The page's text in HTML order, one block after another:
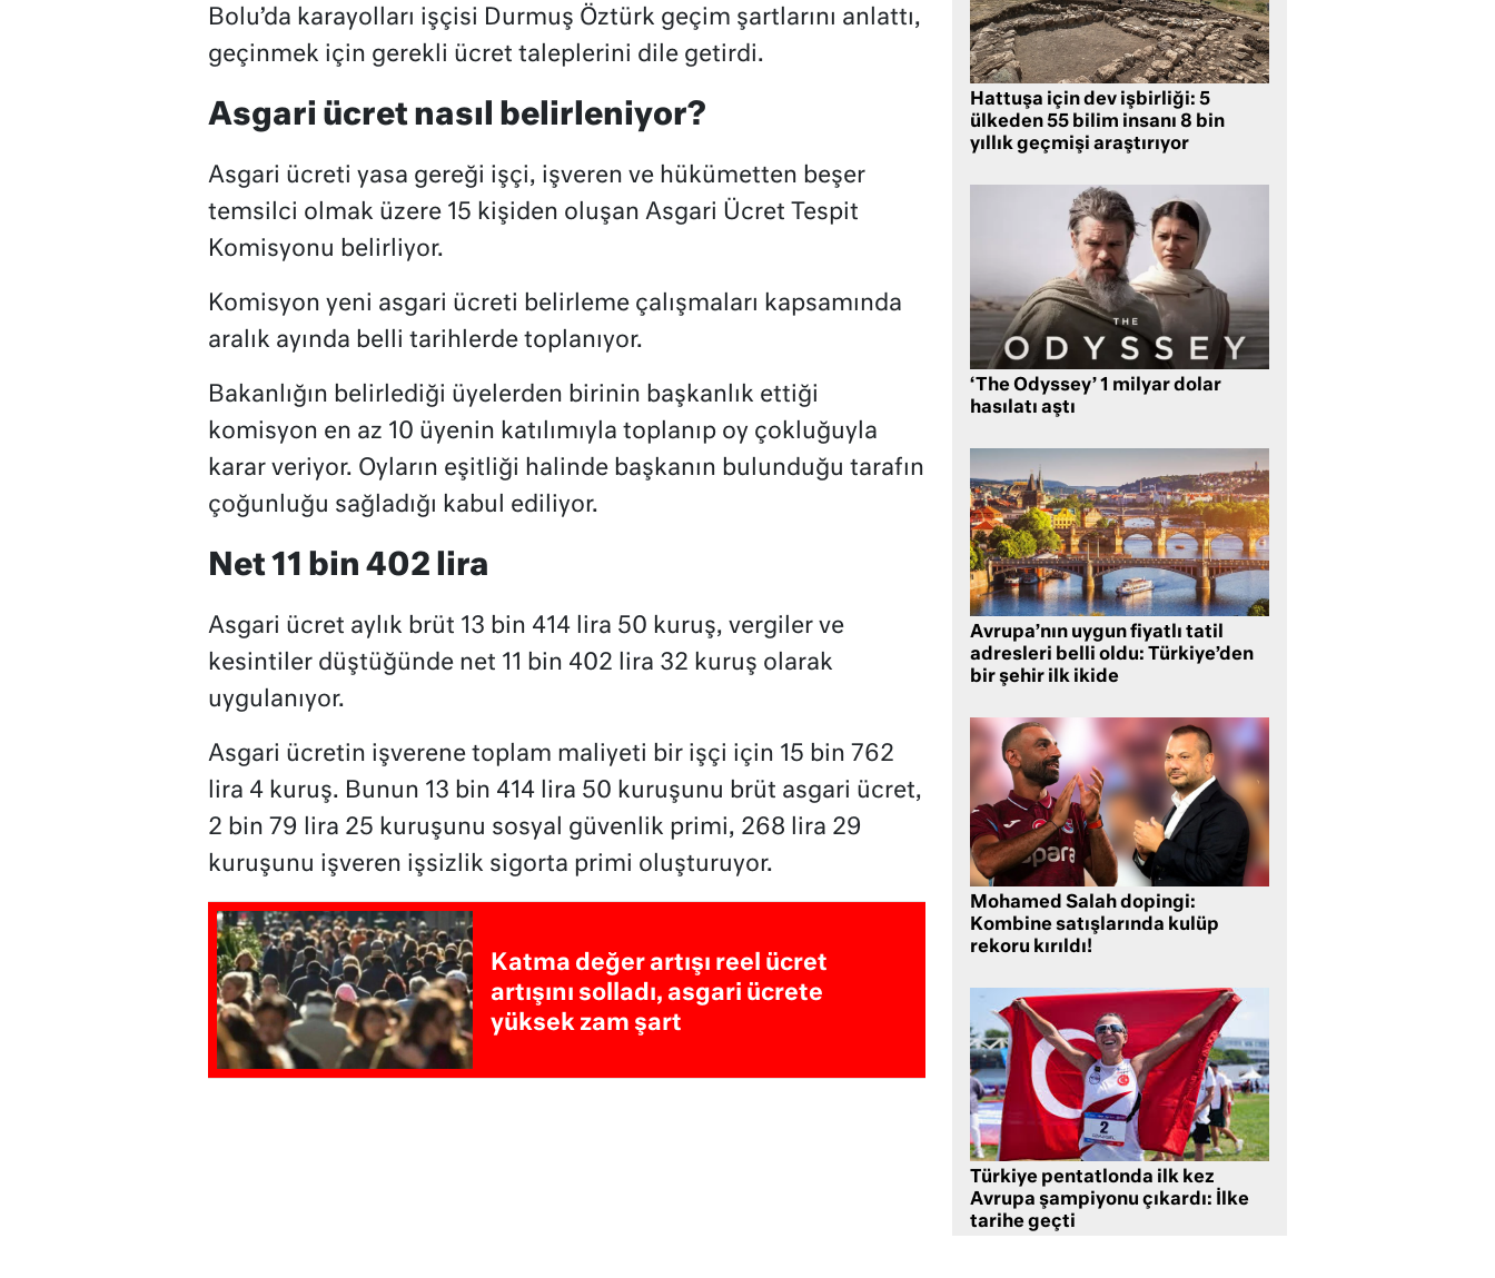
Bolu’da karayolları işçisi Durmuş Öztürk geçim şartlarını anlattı,
geçinmek için gerekli ücret taleplerini dile getirdi.
Asgari ücret nasıl belirleniyor?
Asgari ücreti yasa gereği işçi, işveren ve hükümetten beşer
temsilci olmak üzere 15 kişiden oluşan Asgari Ücret Tespit
Komisyonu belirliyor.
Komisyon yeni asgari ücreti belirleme çalışmaları kapsamında
aralık ayında belli tarihlerde toplanıyor.
Bakanlığın belirlediği üyelerden birinin başkanlık ettiği
komisyon en az 10 üyenin katılımıyla toplanıp oy çokluğuyla
karar veriyor. Oyların eşitliği halinde başkanın bulunduğu tarafın
çoğunluğu sağladığı kabul ediliyor.
Net 11 bin 402 lira
Asgari ücret aylık brüt 13 bin 414 lira 50 kuruş, vergiler ve
kesintiler düştüğünde net 11 bin 402 lira 32 kuruş olarak
uygulanıyor.
Asgari ücretin işverene toplam maliyeti bir işçi için 15 bin 762
lira 4 kuruş. Bunun 13 bin 414 lira 50 kuruşunu brüt asgari ücret,
2 bin 79 lira 25 kuruşunu sosyal güvenlik primi, 268 lira 29
kuruşunu işveren işsizlik sigorta primi oluşturuyor.
Katma değer artışı reel ücret
artışını solladı, asgari ücrete
yüksek zam şart
Hattuşa için dev işbirliği: 5
ülkeden 55 bilim insanı 8 bin
yıllık geçmişi araştırıyor
‘The Odyssey’ 1 milyar dolar
hasılatı aştı
Avrupa’nın uygun fiyatlı tatil
adresleri belli oldu: Türkiye’den
bir şehir ilk ikide
Mohamed Salah dopingi:
Kombine satışlarında kulüp
rekoru kırıldı!
Türkiye pentatlonda ilk kez
Avrupa şampiyonu çıkardı: İlke
tarihe geçti